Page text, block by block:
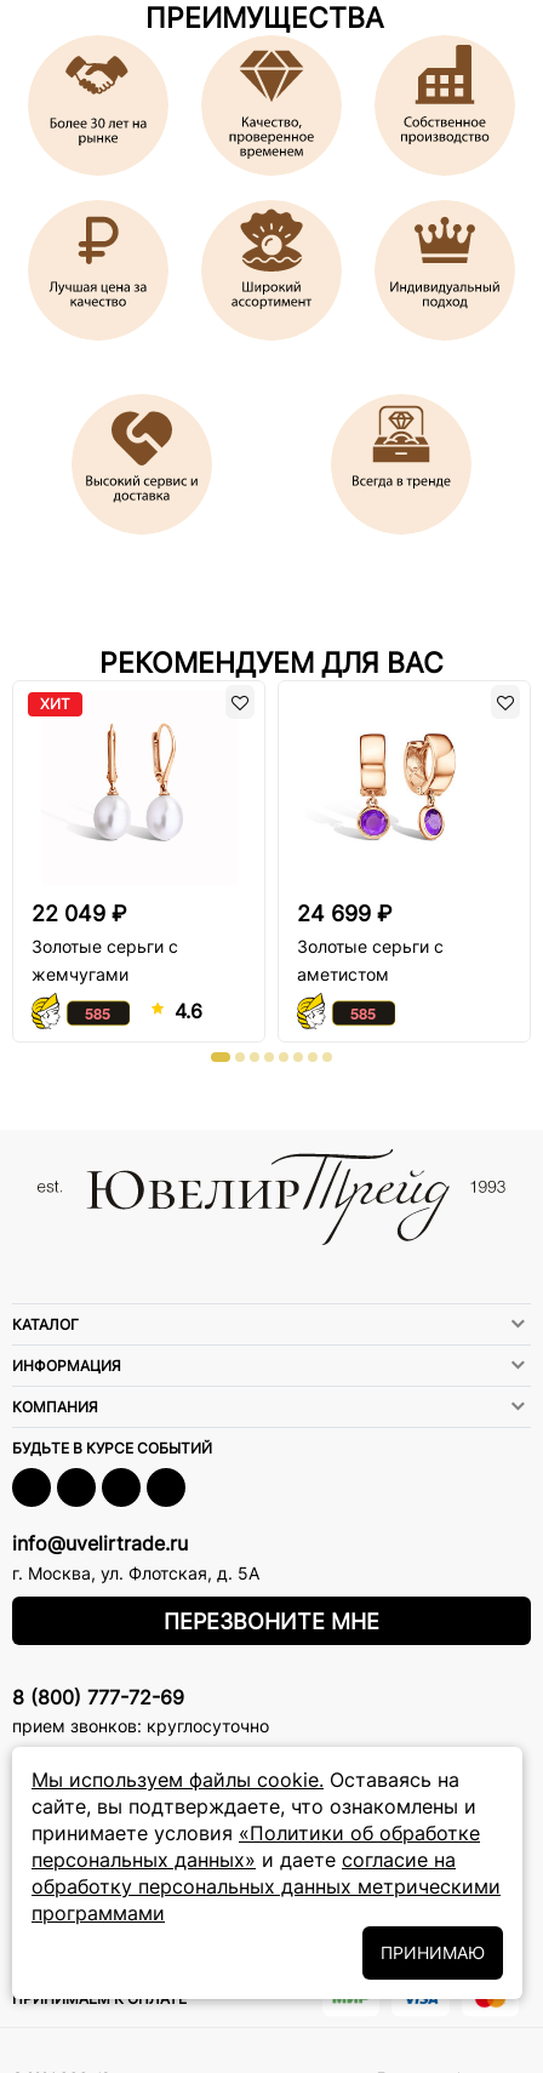
ПРЕИМУЩЕСТВА
РЕКОМЕНДУЕМ ДЛЯ ВАС
ХИТ
22 049 ₽
Золотые серьги с
жемчугами
4.6
24 699 ₽
Золотые серьги с
аметистом
Мы используем файлы cookie. Оставаясь на
сайте, вы подтверждаете, что ознакомлены и
принимаете условия «Политики об обработке
персональных данных» и даете согласие на
обработку персональных данных метрическими
программами
ПРИНИМАЮ
КАТАЛОГ
ИНФОРМАЦИЯ
КОМПАНИЯ
БУДЬТЕ В КУРСЕ СОБЫТИЙ
info@uvelirtrade.ru
г. Москва, ул. Флотская, д. 5А
ПЕРЕЗВОНИТЕ МНЕ
8 (800) 777-72-69
прием звонков: круглосуточно
ПОДПИСКА НА РАССЫЛКУ
Подписаться на новости
Подписываясь на рассылку, вы соглашаетесь с условиямиПолитики
обработки персональных данных
обработку
ПРИНИМАЕМ К ОПЛАТЕ